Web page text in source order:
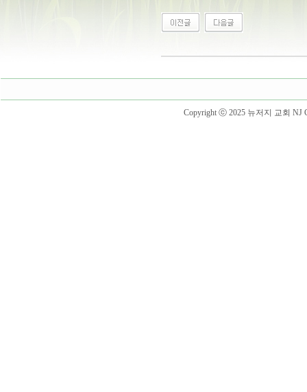
Copyright ⓒ 2025 뉴저지 교회 NJ